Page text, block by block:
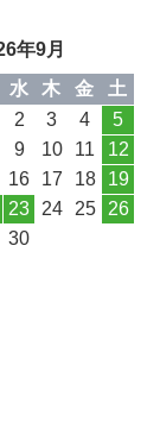
年9月
水 木 金
土
2 3 4
5
9 10 11
12
16 17 18
19
23 24 25
26
30